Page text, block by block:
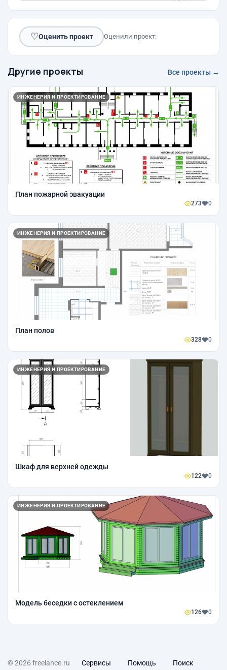
♡Оценить проект Оценили проект:
Другие проекты Все проекты →
ИНЖЕНЕРИЯ И ПРОЕКТИРОВАНИЕ
План пожарной эвакуации
273 0
ИНЖЕНЕРИЯ И ПРОЕКТИРОВАНИЕ
План полов
328 0
ИНЖЕНЕРИЯ И ПРОЕКТИРОВАНИЕ
Шкаф для верхней одежды
122 0
ИНЖЕНЕРИЯ И ПРОЕКТИРОВАНИЕ
Модель беседки с остеклением
126 0
© 2026 freelance.ru Сервисы Помощь Поиск